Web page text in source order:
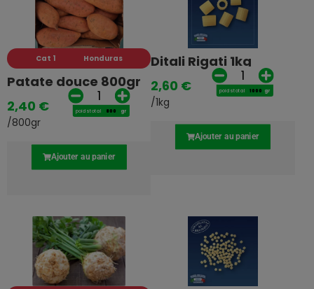
Cat 1 Honduras
Patate douce 800gr
2,40 €
/800gr
poids total gr
Ajouter au panier
Ditali Rigati 1kg
2,60 €
/1kg
poids total gr
Ajouter au panier